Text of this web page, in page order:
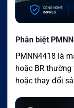
Phân biệt
PMNN4418 là
hoặc BR
hoặc thay đổi